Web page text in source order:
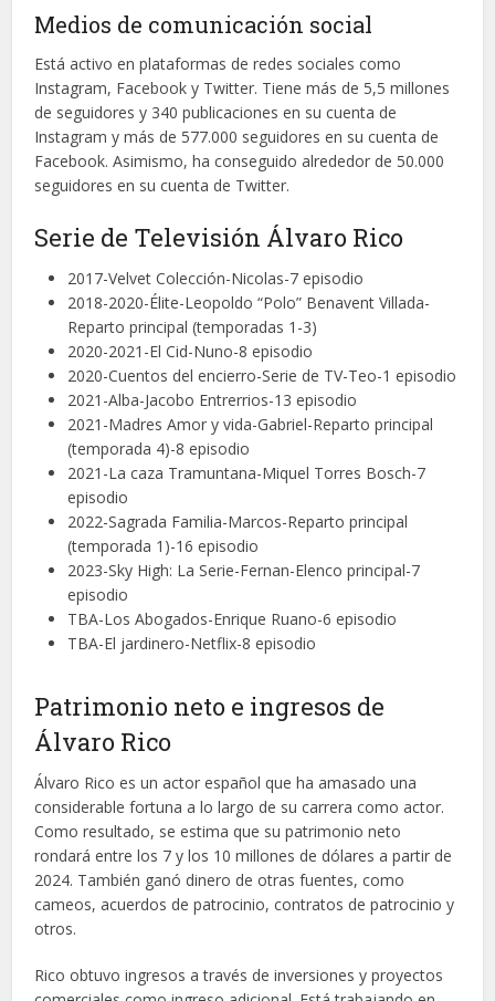
Medios de comunicación social
Está activo en plataformas de redes sociales como
Instagram, Facebook y Twitter. Tiene más de 5,5 millones
de seguidores y 340 publicaciones en su cuenta de
Instagram y más de 577.000 seguidores en su cuenta de
Facebook. Asimismo, ha conseguido alrededor de 50.000
seguidores en su cuenta de Twitter.
Serie de Televisión Álvaro Rico
2017-Velvet Colección-Nicolas-7 episodio
2018-2020-Élite-Leopoldo “Polo” Benavent Villada-
Reparto principal (temporadas 1-3)
2020-2021-El Cid-Nuno-8 episodio
2020-Cuentos del encierro-Serie de TV-Teo-1 episodio
2021-Alba-Jacobo Entrerrios-13 episodio
2021-Madres Amor y vida-Gabriel-Reparto principal
(temporada 4)-8 episodio
2021-La caza Tramuntana-Miquel Torres Bosch-7
episodio
2022-Sagrada Familia-Marcos-Reparto principal
(temporada 1)-16 episodio
2023-Sky High: La Serie-Fernan-Elenco principal-7
episodio
TBA-Los Abogados-Enrique Ruano-6 episodio
TBA-El jardinero-Netflix-8 episodio
Patrimonio neto e ingresos de
Álvaro Rico
Álvaro Rico es un actor español que ha amasado una
considerable fortuna a lo largo de su carrera como actor.
Como resultado, se estima que su patrimonio neto
rondará entre los 7 y los 10 millones de dólares a partir de
2024. También ganó dinero de otras fuentes, como
cameos, acuerdos de patrocinio, contratos de patrocinio y
otros.
Rico obtuvo ingresos a través de inversiones y proyectos